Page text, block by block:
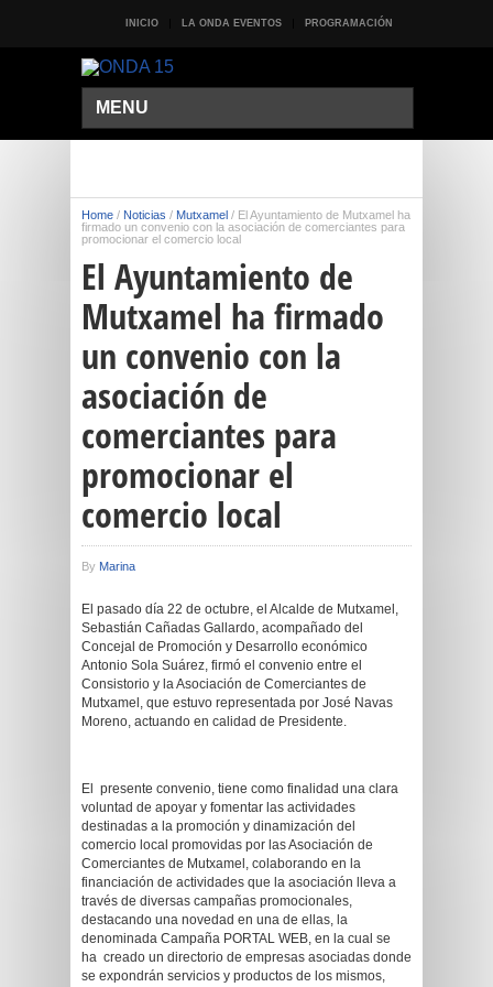
INICIO LA ONDA EVENTOS PROGRAMACIÓN
MENU
Home / Noticias / Mutxamel / El Ayuntamiento de Mutxamel ha
firmado un convenio con la asociación de comerciantes para
promocionar el comercio local
El Ayuntamiento de
Mutxamel ha firmado
un convenio con la
asociación de
comerciantes para
promocionar el
comercio local
By Marina
El pasado día 22 de octubre, el Alcalde de Mutxamel,
Sebastián Cañadas Gallardo, acompañado del
Concejal de Promoción y Desarrollo económico
Antonio Sola Suárez, firmó el convenio entre el
Consistorio y la Asociación de Comerciantes de
Mutxamel, que estuvo representada por José Navas
Moreno, actuando en calidad de Presidente.
El presente convenio, tiene como finalidad una clara
voluntad de apoyar y fomentar las actividades
destinadas a la promoción y dinamización del
comercio local promovidas por las Asociación de
Comerciantes de Mutxamel, colaborando en la
financiación de actividades que la asociación lleva a
través de diversas campañas promocionales,
destacando una novedad en una de ellas, la
denominada Campaña PORTAL WEB, en la cual se
ha creado un directorio de empresas asociadas donde
se expondrán servicios y productos de los mismos,